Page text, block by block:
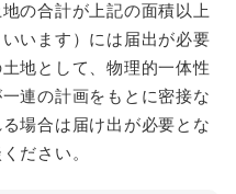
の合計が上記の面積以上
います）には届出が必要
地として、物理的一体性
連の計画をもとに密接な
場合は届け出が必要とな
ださい。